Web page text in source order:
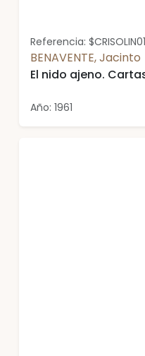
Referencia:
BENAVENTE, Jacinto
El nido ajeno.
Año: 1961